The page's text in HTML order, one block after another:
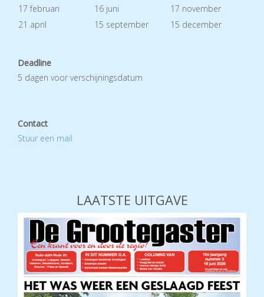
17 februari 16 juni
17 november
21 april
15 september 15 december
Deadline
5 dagen voor verschijningsdatum
Contact
Stuur een mail
LAATSTE UITGAVE